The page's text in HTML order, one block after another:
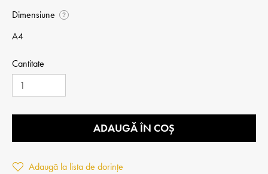
Dimensiune ?
A4
Cantitate
ADAUGĂ ÎN COȘ
Adaugă la lista de dorințe